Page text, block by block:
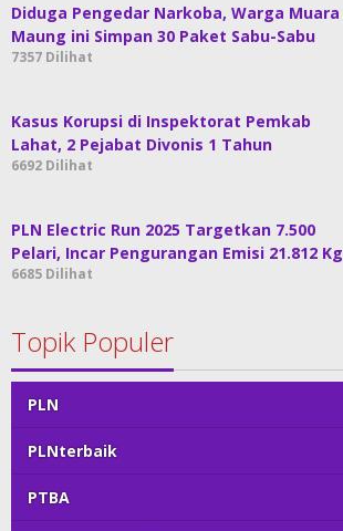
Diduga Pengedar Narkoba, Warga Muara
Maung ini Simpan 30 Paket Sabu-Sabu
7357 Dilihat
Kasus Korupsi di Inspektorat Pemkab
Lahat, 2 Pejabat Divonis 1 Tahun
6692 Dilihat
PLN Electric Run 2025 Targetkan 7.500
Pelari, Incar Pengurangan Emisi 21.812
6685 Dilihat
Topik Populer
PLN
PLNterbaik
PTBA